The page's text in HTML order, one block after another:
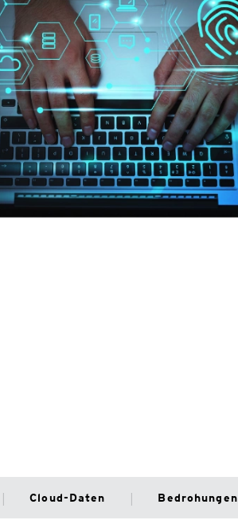
Cloud-Daten Bedrohungen